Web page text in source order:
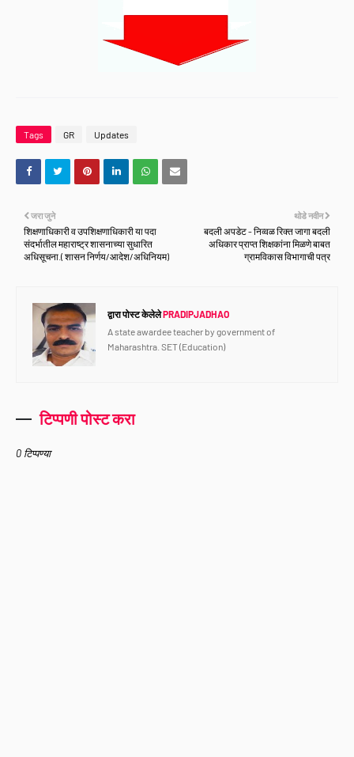
Tags GR Updates
थोडे नवीन
बदली अपडेट - निव्वळ रिक्त जागा बदली
अधिकार प्राप्त शिक्षकांना मिळणे बाबत
ग्रामविकास विभागाची पत्र
जरा जुने
शिक्षणाधिकारी व उपशिक्षणाधिकारी या पदा
संदर्भातील महाराष्ट्र शासनाच्या सुधारित
अधिसूचना.( शासन निर्णय/आदेश/अधिनियम)
द्वारा पोस्ट केलेलेPRADIPJADHAO
A state awardee teacher by government of
Maharashtra. SET (Education)
टिप्पणी पोस्ट करा
0 टिप्पण्या